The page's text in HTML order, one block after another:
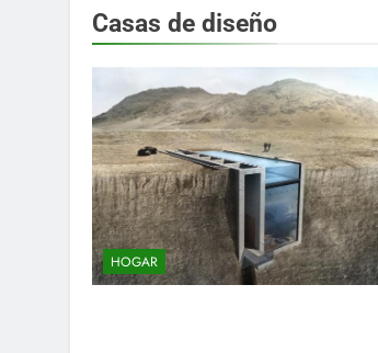
Casas de diseño
HOGAR